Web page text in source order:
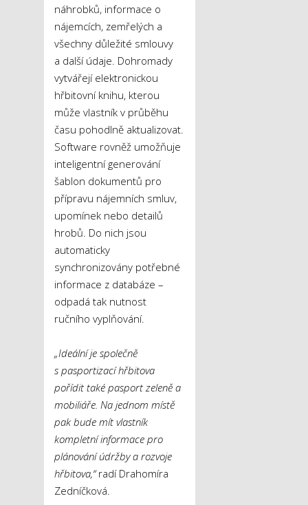
náhrobků, informace o
nájemcích, zemřelých a
všechny důležité smlouvy
a další údaje. Dohromady
vytvářejí elektronickou
hřbitovní knihu, kterou
může vlastník v průběhu
času pohodlně aktualizovat.
Software rovněž umožňuje
inteligentní generování
šablon dokumentů pro
přípravu nájemních smluv,
upomínek nebo detailů
hrobů. Do nich jsou
automaticky
synchronizovány potřebné
informace z databáze –
odpadá tak nutnost
ručního vyplňování.
„Ideální je společně
s pasportizací hřbitova
pořídit také pasport zeleně a
mobiliáře. Na jednom místě
pak bude mít vlastník
kompletní informace pro
plánování údržby a rozvoje
hřbitova,“radí Drahomíra
Zedníčková.